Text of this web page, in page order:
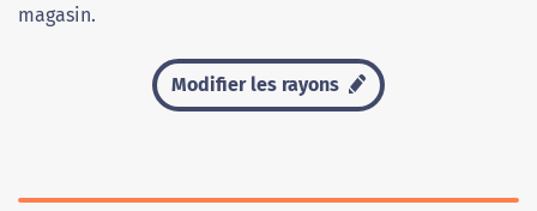
magasin.
Modifier les rayons